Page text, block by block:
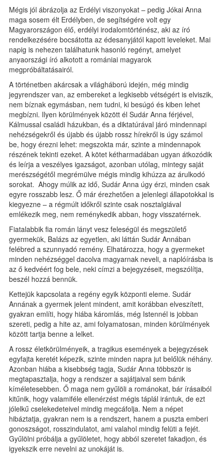
Mégis jól ábrázolja az Erdélyi viszonyokat – pedig Jókai Anna
maga sosem élt Erdélyben, de segítségére volt egy
Magyarországon élő, erdélyi irodalomtörténész, aki az író
rendelkezésére bocsátotta az édesanyjától kapott leveleket. Mai
napig is nehezen találhatunk hasonló regényt, amelyet
anyaországi író alkotott a romániai magyarok
megpróbáltatásairól.
A történetben akárcsak a világháború idején, még mindig
jegyrendszer van, az embereket a legkisebb vétségért is elviszik,
nem bíznak egymásban, nem tudni, ki besúgó és kiben lehet
megbízni. Ilyen körülmények között él Sudár Anna férjével,
Kálmussal családi házukban, és a diktatúrával járó mindennapi
nehézségekről és újabb és újabb rossz hírekről is úgy számol
be, hogy érezni lehet: megszokta már, szinte a mindennapok
részének tekinti ezeket. A kötet kétharmadában ugyan átkozódik
és leírja a veszélyes igazságot, azonban utólag, mintegy saját
merészségétől megrémülve mégis mindig kihúzza az árulkodó
sorokat. Ahogy múlik az idő, Sudár Anna úgy érzi, minden csak
egyre rosszabb lesz. Ő már érezhetően a jelenlegi állapotokkal is
kiegyezne – a régmúlt időkről szinte csak nosztalgiával
emlékezik meg, nem reménykedik abban, hogy visszatérnek.
Fiatalabbik fia román lányt vesz feleségül és megszülető
gyermekük, Balázs az egyetlen, aki láttán Sudár Annában
felébred a szunnyadó remény. Elhatározza, hogy a gyermeket
minden nehézséggel dacolva magyarnak neveli, a naplóírásba is
az ő kedvéért fog bele, neki címzi a bejegyzéseit, megszólítja,
beszél hozzá bennük.
Kettejük kapcsolata a regény egyik központi eleme. Sudár
Annának a gyermek jelent mindent, amit korábban elveszített,
gyakran említi, hogy hiába káromlás, még Istennél is jobban
szereti, pedig a hite az, ami folyamatosan, minden körülmények
között tartja benne a lelket.
A rossz életkörülményeik, a tragikus események a bejegyzések
egyfajta keretét képezik, szinte minden napra jut belőlük néhány.
Azonban hiába a kisebbség tagja, Sudár Anna többször is
megtapasztalja, hogy a rendszer a sajátjaival sem bánik
kíméletesebben. Ő maga nem gyűlöli a románokat, bár írásaiból
kitűnik, hogy valamiféle ellenérzést mégis táplál irántuk, de ezt
jólelkű cselekedeteivel mindig megcáfolja. Nem a népet
hibáztatja, gyakran nem is a rendszert, hanem a puszta emberi
gonoszságot, rosszindulatot, ami valahol mindig felüti a fejét.
Gyűlölni próbálja a gyűlöletet, hogy abból szeretet fakadjon, és
igyekszik erre nevelni az unokáját is.